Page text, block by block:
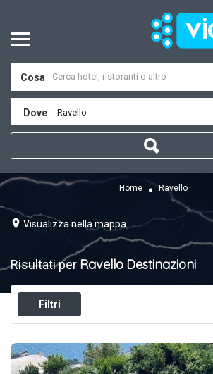
Cosa
Dove Ravello
Home Ravello
Visualizza nella mappa
Risultati per Ravello Destinazioni
Filtri